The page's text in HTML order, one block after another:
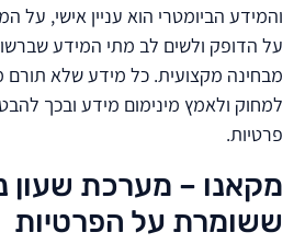
והמידע הביומטרי הוא עניין אישי, על
על הדופק ולשים לב מתי המידע
מבחינה מקצועית. כל מידע שלא תורם
למחוק ולאמץ מינימום מידע ובכך
פרטיות.
מקאנו – מערכת שעון
ששומרת על הפרטיות